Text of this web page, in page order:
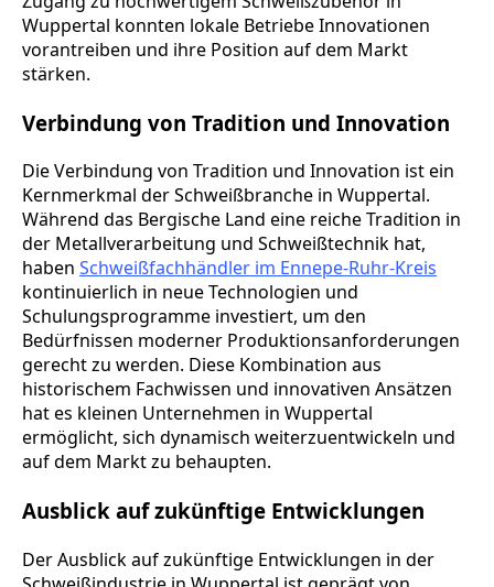
Wuppertal konnten lokale Betriebe Innovationen
vorantreiben und ihre Position auf dem Markt
stärken.
Verbindung von Tradition und Innovation
Die Verbindung von Tradition und Innovation ist ein
Kernmerkmal der Schweißbranche in Wuppertal.
Während das Bergische Land eine reiche Tradition in
der Metallverarbeitung und Schweißtechnik hat,
haben Schweißfachhändler im Ennepe-Ruhr-Kreis
kontinuierlich in neue Technologien und
Schulungsprogramme investiert, um den
Bedürfnissen moderner Produktionsanforderungen
gerecht zu werden. Diese Kombination aus
historischem Fachwissen und innovativen Ansätzen
hat es kleinen Unternehmen in Wuppertal
ermöglicht, sich dynamisch weiterzuentwickeln und
auf dem Markt zu behaupten.
Ausblick auf zukünftige Entwicklungen
Der Ausblick auf zukünftige Entwicklungen in der